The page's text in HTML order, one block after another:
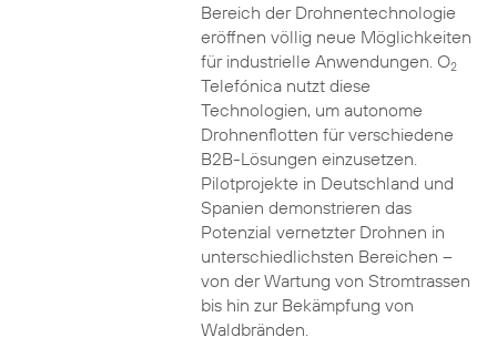
Bereich der Drohnentechnologie
eröffnen völlig neue Möglichkeiten
für industrielle Anwendungen. O2
Telefónica nutzt diese
Technologien, um autonome
Drohnenflotten für verschiedene
B2B-Lösungen einzusetzen.
Pilotprojekte in Deutschland und
Spanien demonstrieren das
Potenzial vernetzter Drohnen in
unterschiedlichsten Bereichen –
von der Wartung von Stromtrassen
bis hin zur Bekämpfung von
Waldbränden.